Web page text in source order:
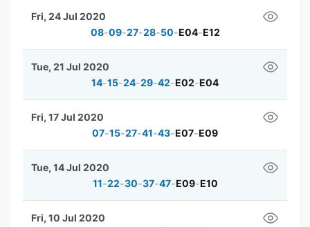
08-09-27-28-50-E04-E12
Fri, 24 Jul 2020
14-15-24-29-42-E02-E04
Tue, 21 Jul 2020
07-15-27-41-43-E07-E09
Fri, 17 Jul 2020
11-22-30-37-47-E09-E10
Tue, 14 Jul 2020
Fri, 10 Jul 2020